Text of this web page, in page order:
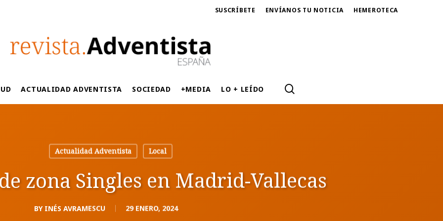
SUSCRÍBETE ENVÍANOS TU NOTICIA HEMEROTECA
ACTUALIDAD ADVENTISTA SOCIEDAD +MEDIA LO + LEÍDO
Actualidad Adventista Local
zona Singles en Madrid-Vallecas
BY INÉS AVRAMESCU 29 ENERO, 2024